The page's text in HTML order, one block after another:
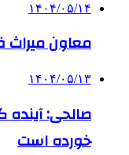
۱۴۰۴/۰۵/۱۴
معاون
۱۴۰۴/۰۵/۱۳
صالحی:
خورده است